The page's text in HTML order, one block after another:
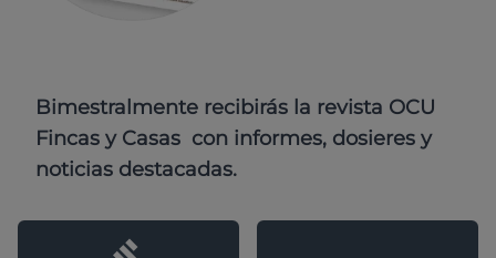
Bimestralmente recibirás la revista OCU
Fincas y Casas con informes, dosieres y
noticias destacadas.